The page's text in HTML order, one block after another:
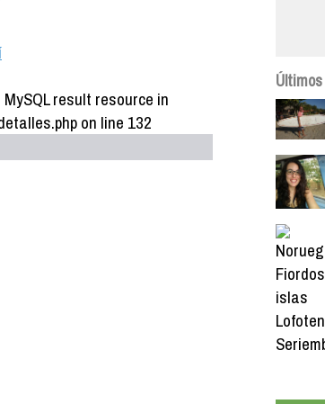
result resource in
on line 132